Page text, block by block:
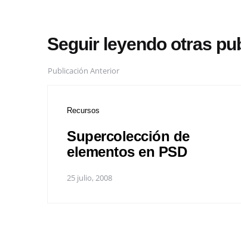
Seguir leyendo otras
Publicación Anterior
Recursos
Supercolección de
elementos en PSD
25 julio, 2008